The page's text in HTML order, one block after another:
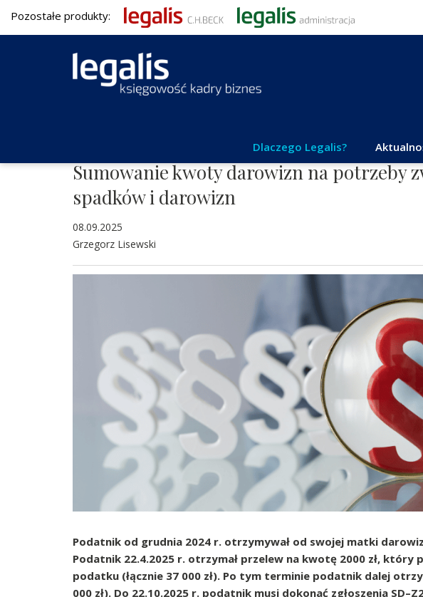
Pozostałe produkty:
Dlaczego Legalis?
Sumowanie kwoty darowizn na potrzeby
spadków i darowizn
08.09.2025
Grzegorz Lisewski
Podatnik od grudnia 2024 r. otrzymywał od swojej matki
Podatnik 22.4.2025 r. otrzymał przelew na kwotę 2000 zł,
podatku (łącznie 37 000 zł). Po tym terminie podatnik dalej
000 zł). Do 22.10.2025 r. podatnik musi dokonać zgłoszenia